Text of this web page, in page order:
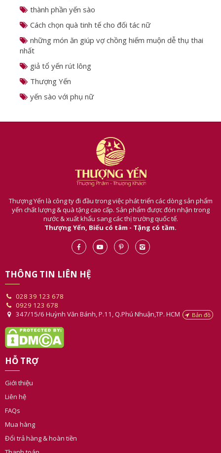
thành phần yến sào
Cách chọn quà tinh tế cho đối tác nữ
những món ăn giúp vợ chồng hiếm muộn dễ thụ thai
nhất
giả tổ yến rút lông
Thượng Yến
yến sào với phụ nữ
Thượng Yến là công ty đi đầu trong việc phát triển các dòng sản phẩm
yến chất lượng & quà tặng cao cấp. Sản phẩm được đón nhận trong
nước & xuất khẩu sang các thị trường quốc tế.
Thượng Yến, Biếu có tâm - Tặng có tầm.
THÔNG TIN LIÊN HỆ
028 39 123 678
0929 123 678
347/15/6 Huỳnh Văn Bánh, P.11, Q.Phú Nhuận,TP. HCM
Bản đồ
HỖ TRỢ
Giới thiệu
Liên hệ
FAQs
Mua hàng
Đổi trả hàng & hoàn tiền